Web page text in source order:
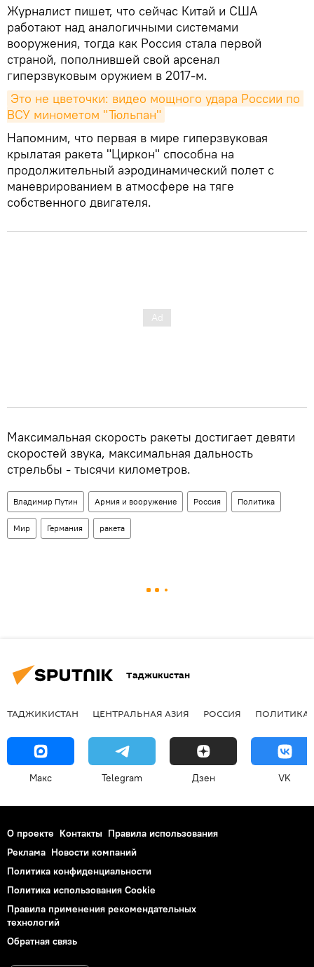
Журналист пишет, что сейчас Китай и США
работают над аналогичными системами
вооружения, тогда как Россия стала первой
страной, пополнившей свой арсенал
гиперзвуковым оружием в 2017-м.
Это не цветочки: видео мощного удара России по
ВСУ минометом "Тюльпан"
Напомним, что первая в мире гиперзвуковая
крылатая ракета "Циркон" способна на
продолжительный аэродинамический полет с
маневрированием в атмосфере на тяге
собственного двигателя.
Максимальная скорость ракеты достигает девяти
скоростей звука, максимальная дальность
стрельбы - тысячи километров.
Владимир Путин Армия и вооружение Россия Политика
Мир Германия ракета
Таджикистан
ТАДЖИКИСТАН ЦЕНТРАЛЬНАЯ АЗИЯ РОССИЯ ПОЛИТИКА
Макс Telegram Дзен VK
О проекте Контакты Правила использования
Реклама Новости компаний
Политика конфиденциальности
Политика использования Cookie
Правила применения рекомендательных
технологий
Обратная связь